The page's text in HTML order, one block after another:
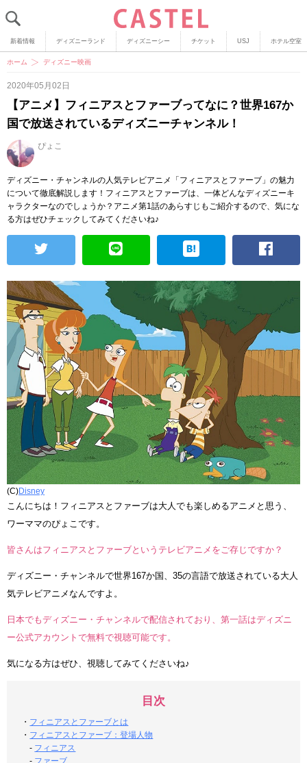
新着情報 ディズニーランド ディズニーシー チケット USJ ホテル空室
ホーム ディズニー映画
2020年05月02日
【アニメ】フィニアスとファーブってなに？世界167か
国で放送されているディズニーチャンネル！
ぴょこ
ディズニー・チャンネルの人気テレビアニメ「フィニアスとファーブ」の魅力
について徹底解説します！フィニアスとファーブは、一体どんなディズニーキ
ャラクターなのでしょうか？アニメ第1話のあらすじもご紹介するので、気にな
る方はぜひチェックしてみてくださいね♪
(C)Disney
こんにちは！フィニアスとファーブは大人でも楽しめるアニメと思う、
ワーママのぴょこです。
皆さんはフィニアスとファーブというテレビアニメをご存じですか？
ディズニー・チャンネルで世界167か国、35の言語で放送されている大人
気テレビアニメなんですよ。
日本でもディズニー・チャンネルで配信されており、第一話はディズニ
ー公式アカウントで無料で視聴可能です。
気になる方はぜひ、視聴してみてくださいね♪
目次
・ フィニアスとファーブとは
・ フィニアスとファーブ：登場人物
- フィニアス